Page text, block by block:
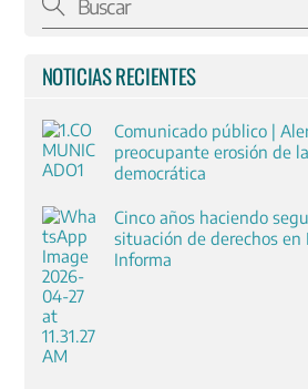
NOTICIAS RECIENTES
Comunicado público |
preocupante erosión de
democrática
Cinco años haciendo
situación de derechos en
Informa